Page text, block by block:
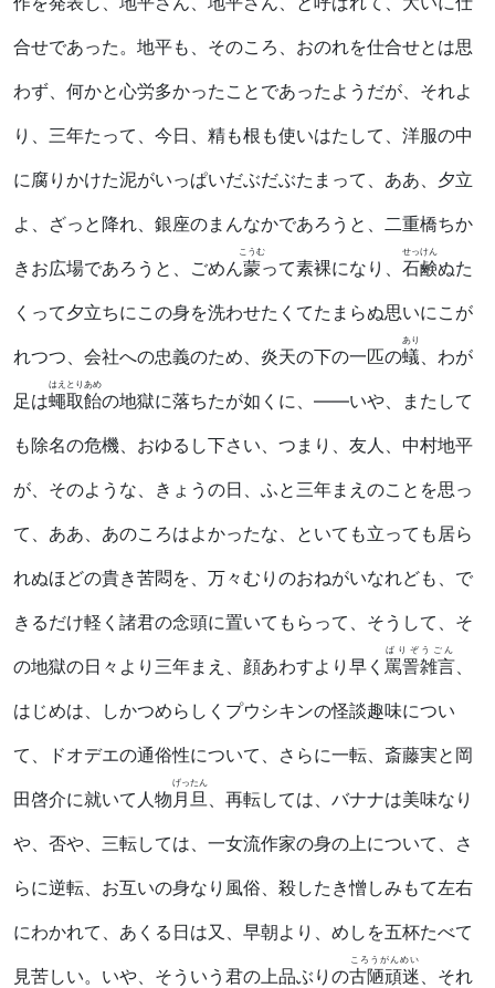
合せであった。地平も、そのころ、おのれを仕合せとは思
わず、何かと心労多かったことであったようだが、それよ
り、三年たって、今日、精も根も使いはたして、洋服の中
に腐りかけた泥がいっぱいだぶだぶたまって、ああ、夕立
よ、ざっと降れ、銀座のまんなかであろうと、二重橋ちか
きお広場であろうと、ごめん蒙
こうむ
って素裸になり、 石鹸
せっけん
ぬた
くって夕立ちにこの身を洗わせたくてたまらぬ思いにこが
れつつ、会社への忠義のため、炎天の下の一匹の蟻
あり
、わが
足は蠅取飴
はえとりあめ
の地獄に落ちたが如くに、――いや、またして
も除名の危機、おゆるし下さい、つまり、友人、中村地平
が、そのような、きょうの日、ふと三年まえのことを思っ
て、ああ、あのころはよかったな、といても立っても居ら
れぬほどの貴き苦悶を、万々むりのおねがいなれども、で
きるだけ軽く諸君の念頭に置いてもらって、そうして、そ
の地獄の日々より三年まえ、顔あわすより早く 罵詈雑言
ばりぞうごん
、
はじめは、しかつめらしくプウシキンの怪談趣味につい
て、ドオデエの通俗性について、さらに一転、斎藤実と岡
田啓介に就いて人物月旦
げったん
、再転しては、バナナは美味なり
や、否や、三転しては、一女流作家の身の上について、さ
らに逆転、お互いの身なり風俗、殺したき憎しみもて左右
にわかれて、あくる日は又、早朝より、めしを五杯たべて
見苦しい。いや、そういう君の上品ぶりの古陋頑迷
ころうがんめい
、それ